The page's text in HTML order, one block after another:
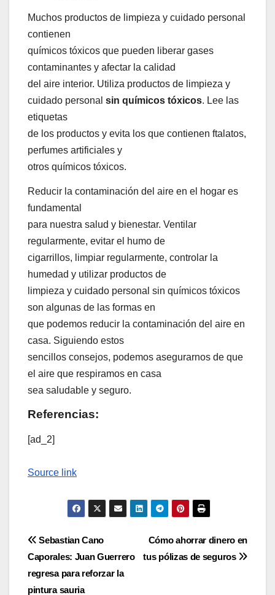
Muchos productos de limpieza y cuidado personal
contienen
químicos tóxicos que pueden liberar gases
contaminantes y afectar la calidad
del aire interior. Utiliza productos de limpieza y
cuidado personal sin químicos tóxicos. Lee las
etiquetas
de los productos y evita los que contienen ftalatos,
perfumes artificiales y
otros químicos tóxicos.
Reducir la contaminación del aire en el hogar es
fundamental
para nuestra salud y bienestar. Ventilar
regularmente, evitar el humo de
cigarrillos, limpiar regularmente, controlar la
humedad y utilizar productos de
limpieza y cuidado personal sin químicos tóxicos
son algunas de las formas en
que podemos reducir la contaminación del aire en
casa. Siguiendo estos
sencillos consejos, podemos asegurarnos de que
el aire que respiramos en casa
sea saludable y seguro.
Referencias:
[ad_2]
Source link
Navegación
de
Cómo ahorrar dinero en
tus pólizas de seguros
Sebastian Cano
Caporales: Juan Guerrero
regresa para reforzar la
pintura sauria